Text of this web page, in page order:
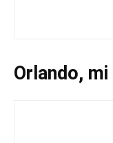
Orlando,